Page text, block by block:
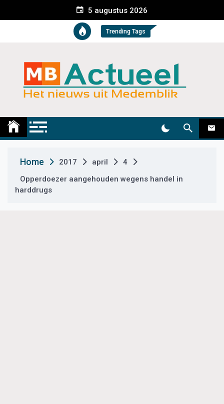
e
t
5 augustus 2026
Trending Tags
Medemblik Actueel
Home 2017 april
4
Opperdoezer aangehouden wegens handel in
harddrugs